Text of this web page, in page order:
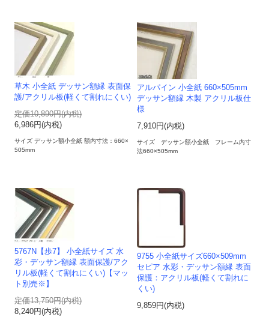
草木 小全紙 デッサン額縁 表面保
護/アクリル板(軽くて割れにくい)
定価10,890円(内税)
6,986円(内税)
サイズ デッサン額小全紙 額内寸法：660×
505mm
アルパイン 小全紙 660×505mm
デッサン額縁 木製 アクリル板仕
様
7,910円(内税)
サイズ デッサン額小全紙 フレーム内寸
法660×505mm
5767N【歩7】 小全紙サイズ 水
彩・デッサン額縁 表面保護/アク
リル板(軽くて割れにくい)【マッ
ト別売※】
定価13,750円(内税)
8,240円(内税)
9755 小全紙サイズ660×509mm
セピア 水彩・デッサン額縁 表面
保護：アクリル板(軽くて割れに
くい)
9,859円(内税)